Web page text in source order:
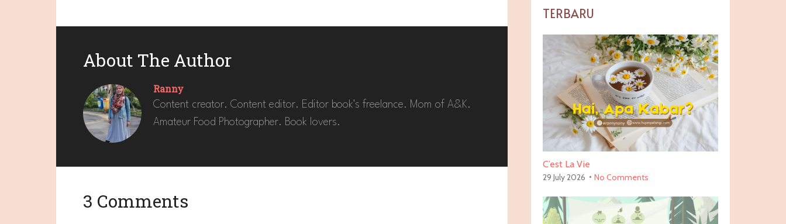
About The Author
Ranny
Content creator. Content editor. Editor book's freelance. Mom of A&K.
Amateur Food Photographer. Book lovers.
3 Comments
TERBARU
C’est La Vie
29 July 2026 No Comments